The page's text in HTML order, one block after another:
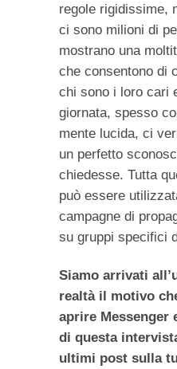
regole rigidissime,
ci sono milioni di
mostrano una
che consentono di
chi sono i loro cari
giornata, spesso
mente lucida, ci
un perfetto
chiedesse. Tutta
può essere
campagne di
su gruppi specifici
Siamo arrivati
realtà il motivo
aprire Messenger
di questa
ultimi post sulla